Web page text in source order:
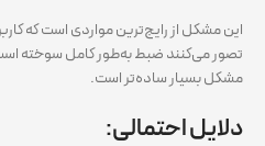
این مشکل از رایج‌ترین مواردی است که
تصور می‌کنند ضبط به‌طور کامل سوخته
مشکل بسیار ساده‌تر است.
دلایل احتمالی: